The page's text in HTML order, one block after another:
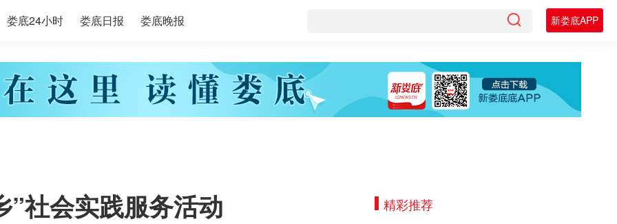
娄底24小时 娄底日报 娄底晚报 新娄底APP
”社会实践服务活动 精彩推荐